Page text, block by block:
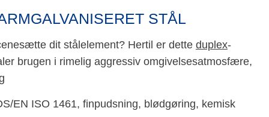
STÅL
dit stålelement? Hertil er dette duplex-
brugen i rimelig aggressiv omgivelsesatmosfære,
EN ISO 1461, finpudsning, blødgøring, kemisk